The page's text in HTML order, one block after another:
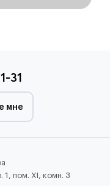
31
мне
1, пом. XI, комн. 3